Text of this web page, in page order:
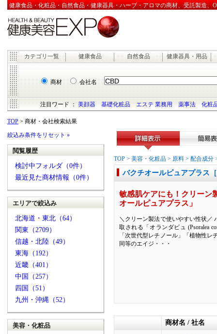
健康食品・化粧品・自然食品・健康器具・ハーブ・アロマの商材、受託製造、
カテゴリ一覧 健康食品 自然食品 健康器具・用品
商材 会社名
注目ワード ：美顔器 基礎化粧品 エステ 業務用 薬事法 化粧
TOP > 商材・会社検索結果
絞込み条件をリセット »
閲覧履歴
検討中フォルダ（0件）
最近見た商材情報（0件）
エリアで絞込み
北海道・東北（64）
関東（2709）
信越・北陸（49）
東海（192）
近畿（401）
中国（257）
四国（51）
九州・沖縄（52）
美容・化粧品
TOP > 美容・化粧品 > 原料 > 配合成分
バクチオールピュアプラス
敏感肌ケアにも！クリーン
オールピュアプラス」
＼クリーン製法で使いやすい性状／
取される「オランダビュ (Psoralea
「次世代型レチノール」「植物性
同等のエイジ・・・
商材名 / 社名